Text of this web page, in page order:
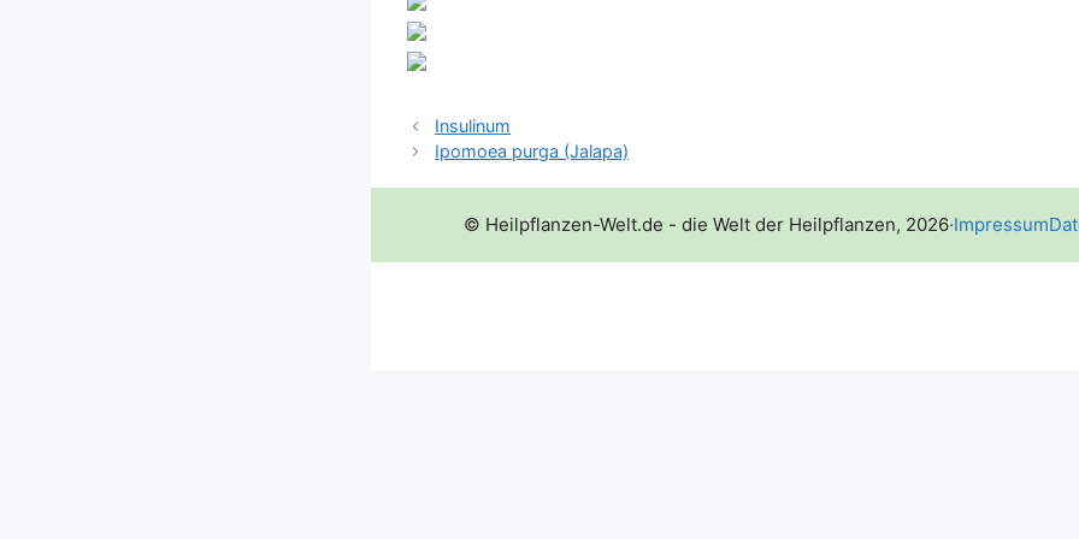
Insulinum
Ipomoea purga (Jalapa)
© Heilpflanzen-Welt.de - die Welt der Heilpflanzen, 2026·Impressum